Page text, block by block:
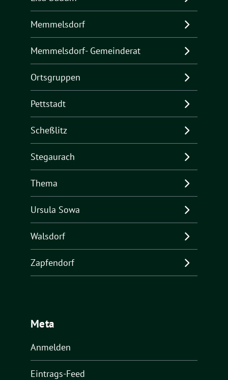
Memmelsdorf
Memmelsdorf- Gemeinderat
Ortsgruppen
Pettstadt
Scheßlitz
Stegaurach
Thema
Ursula Sowa
Walsdorf
Zapfendorf
Meta
Anmelden
Eintrags-Feed